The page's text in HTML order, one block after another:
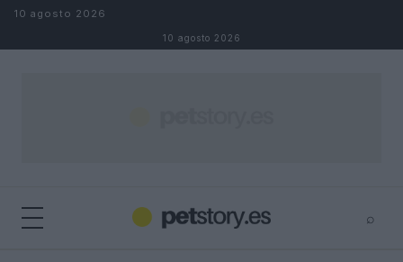
Saltar al contenido
10 agosto 2026
10 agosto 2026
⌕